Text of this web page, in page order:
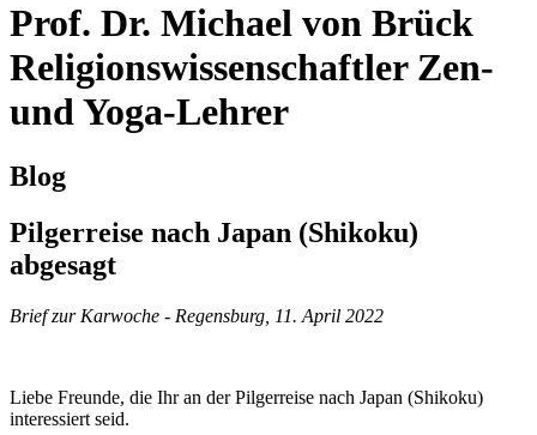
Prof. Dr. Michael von Brück
Religionswissenschaftler Zen-
und Yoga-Lehrer
Blog
Pilgerreise nach Japan (Shikoku)
abgesagt
Brief zur Karwoche - Regensburg, 11. April 2022
Liebe Freunde, die Ihr an der Pilgerreise nach Japan (Shikoku)
interessiert seid.